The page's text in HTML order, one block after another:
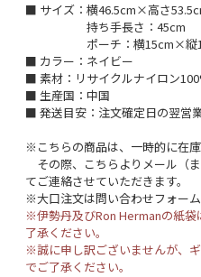
■ サイズ：横46.5cm×高さ
持ち手長さ：45cm
ポーチ：横15cm×縦
■ カラー：ネイビー
■ 素材：リサイクルナイロン
■ 生産国：中国
■ 発送目安：注文確定日の翌営
※こちらの商品は、一時的に在
その際、こちらよりメール（
てご連絡させていただきます。
※大口注文は問い合わせフォー
※伊勢丹及びRon Hermanの紙
了承ください。
※誠に申し訳ございませんが、
でご了承ください。